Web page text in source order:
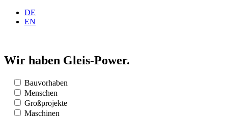
DE
EN
Wir haben Gleis-Power.
Bauvorhaben
Menschen
Großprojekte
Maschinen